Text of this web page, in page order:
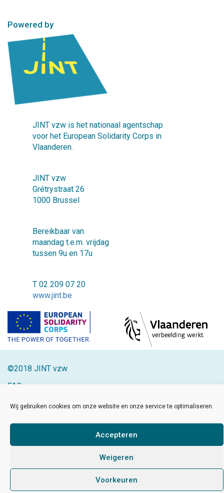
Wij gebruiken cookies om onze website en onze service te optimaliseren.
Accepteren
Weigeren
Voorkeuren
Powered by
JINT vzw is het nationaal agentschap
voor het European Solidarity Corps in
Vlaanderen.
JINT vzw
Grétrystraat 26
1000 Brussel
Bereikbaar van
maandag t.e.m. vrijdag
tussen 9u en 17u
T 02 209 07 20
www.jint.be
©2018 JINT vzw
FAQ
Disclaimer
Sitemap
Made by Hanna